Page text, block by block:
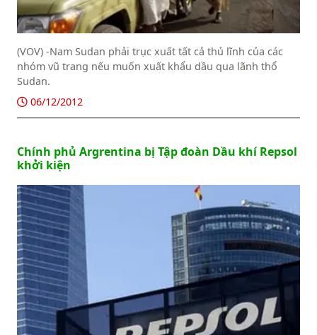
(VOV) -Nam Sudan phải trục xuất tất cả thủ lĩnh của các
nhóm vũ trang nếu muốn xuất khẩu dầu qua lãnh thổ
Sudan.
06/12/2012
Chính phủ Argrentina bị Tập đoàn Dầu khí Repsol
khởi kiện